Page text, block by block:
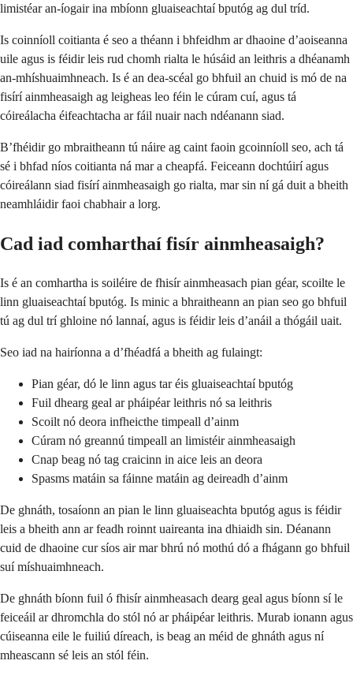
limistéar an-íogair ina mbíonn gluaiseachtaí bputóg ag dul tríd.
Is coinníoll coitianta é seo a théann i bhfeidhm ar dhaoine d’aoiseanna
uile agus is féidir leis rud chomh rialta le húsáid an leithris a dhéanamh
an-mhíshuaimhneach. Is é an dea-scéal go bhfuil an chuid is mó de na
fisírí ainmheasaigh ag leigheas leo féin le cúram cuí, agus tá
cóireálacha éifeachtacha ar fáil nuair nach ndéanann siad.
B’fhéidir go mbraitheann tú náire ag caint faoin gcoinníoll seo, ach tá
sé i bhfad níos coitianta ná mar a cheapfá. Feiceann dochtúirí agus
cóireálann siad fisírí ainmheasaigh go rialta, mar sin ní gá duit a bheith
neamhláidir faoi chabhair a lorg.
Cad iad comharthaí fisír ainmheasaigh?
Is é an comhartha is soiléire de fhisír ainmheasach pian géar, scoilte le
linn gluaiseachtaí bputóg. Is minic a bhraitheann an pian seo go bhfuil
tú ag dul trí ghloine nó lannaí, agus is féidir leis d’anáil a thógáil uait.
Seo iad na hairíonna a d’fhéadfá a bheith ag fulaingt:
Pian géar, dó le linn agus tar éis gluaiseachtaí bputóg
Fuil dhearg geal ar pháipéar leithris nó sa leithris
Scoilt nó deora infheicthe timpeall d’ainm
Cúram nó greannú timpeall an limistéir ainmheasaigh
Cnap beag nó tag craicinn in aice leis an deora
Spasms matáin sa fáinne matáin ag deireadh d’ainm
De ghnáth, tosaíonn an pian le linn gluaiseachta bputóg agus is féidir
leis a bheith ann ar feadh roinnt uaireanta ina dhiaidh sin. Déanann
cuid de dhaoine cur síos air mar bhrú nó mothú dó a fhágann go bhfuil
suí míshuaimhneach.
De ghnáth bíonn fuil ó fhisír ainmheasach dearg geal agus bíonn sí le
feiceáil ar dhromchla do stól nó ar pháipéar leithris. Murab ionann agus
cúiseanna eile le fuiliú díreach, is beag an méid de ghnáth agus ní
mheascann sé leis an stól féin.